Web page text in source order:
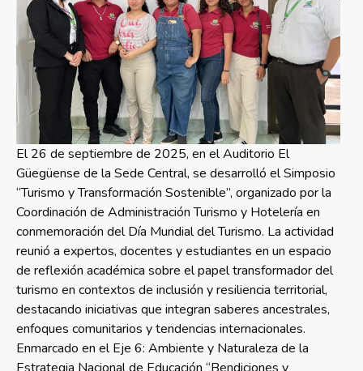
El 26 de septiembre de 2025, en el Auditorio El
Güegüense de la Sede Central, se desarrolló el Simposio
“Turismo y Transformación Sostenible”, organizado por la
Coordinación de Administración Turismo y Hotelería en
conmemoración del Día Mundial del Turismo. La actividad
reunió a expertos, docentes y estudiantes en un espacio
de reflexión académica sobre el papel transformador del
turismo en contextos de inclusión y resiliencia territorial,
destacando iniciativas que integran saberes ancestrales,
enfoques comunitarios y tendencias internacionales.
Enmarcado en el Eje 6: Ambiente y Naturaleza de la